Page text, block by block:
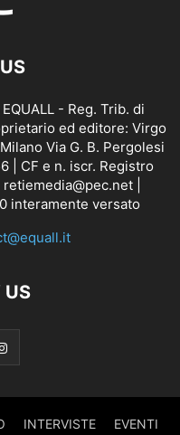
- Reg. Trib. di
ed editore: Virgo
Via G. B. Pergolesi
| CF e n. iscr. Registro
|
interamente versato
US
INTERVISTE EVENTI